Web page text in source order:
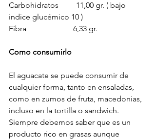
Carbohidratos         11,00 gr. ( bajo
indice glucémico 10 )
Fibra                        6,33 gr.
Como consumirlo
El aguacate se puede consumir de
cualquier forma, tanto en ensaladas,
como en zumos de fruta, macedonias,
incluso en la tortilla o sandwich.
Siempre debemos saber que es un
producto rico en grasas aunque